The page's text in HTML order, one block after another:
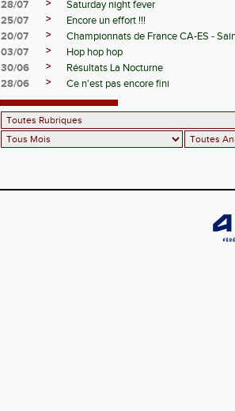
28/07
>
Saturday night fever
25/07
>
Encore un effort !!!
20/07
>
Championnats de France CA-ES -
03/07
>
Hop hop hop
30/06
>
Résultats La Nocturne
28/06
> Ce n'est pas encore fini